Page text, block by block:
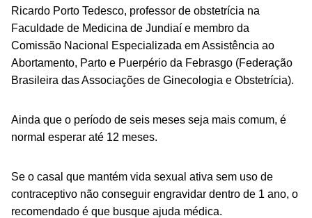
Ricardo Porto Tedesco, professor de obstetrícia na
Faculdade de Medicina de Jundiaí e membro da
Comissão Nacional Especializada em Assistência ao
Abortamento, Parto e Puerpério da Febrasgo (Federação
Brasileira das Associações de Ginecologia e Obstetrícia).
Ainda que o período de seis meses seja mais comum, é
normal esperar até 12 meses.
Se o casal que mantém vida sexual ativa sem uso de
contraceptivo não conseguir engravidar dentro de 1 ano, o
recomendado é que busque ajuda médica.